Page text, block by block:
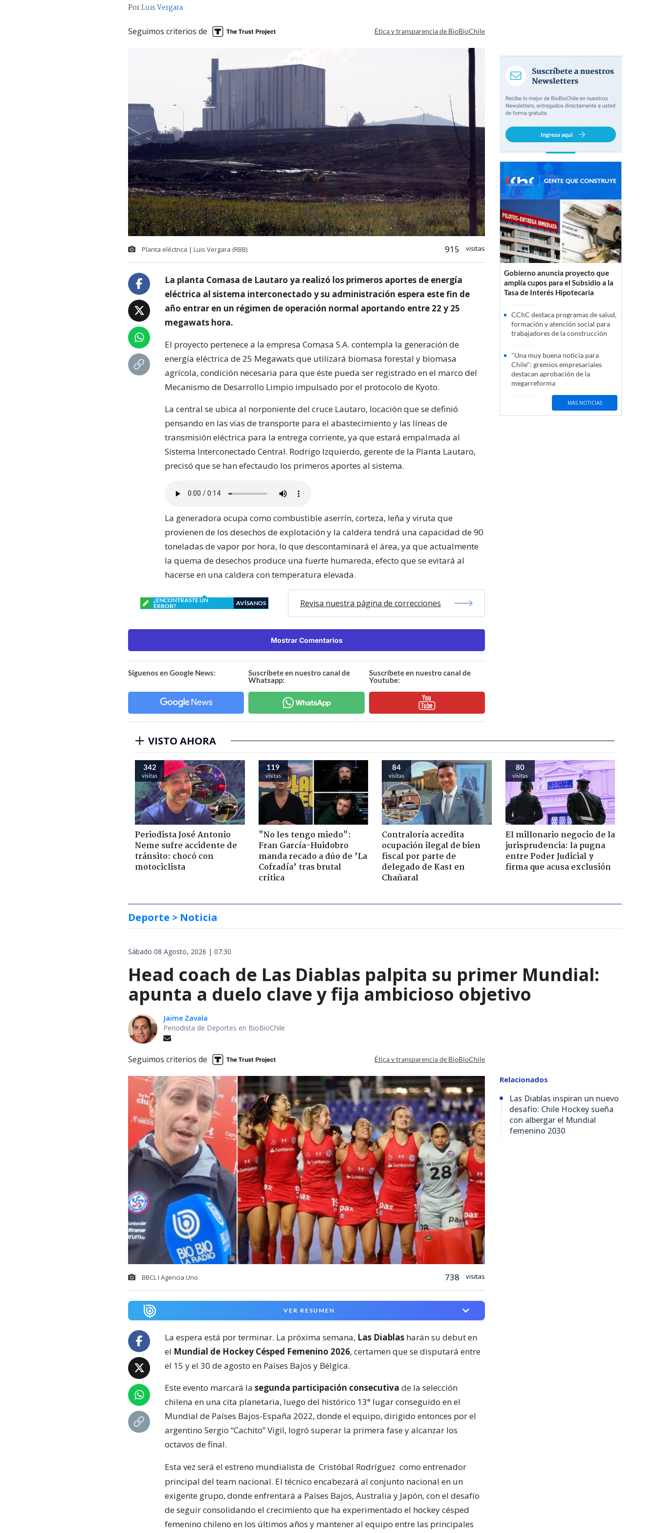
PorLuis Vergara
Seguimos criterios de Ética y transparencia de BioBioChile
Planta eléctrica | Luis Vergara (RBB) 915 visitas
La planta Comasa de Lautaro ya realizó los primeros aportes de energía
eléctrica al sistema interconectado y su administración espera este fin de
año entrar en un régimen de operación normal aportando entre 22 y 25
megawats hora.
El proyecto pertenece a la empresa Comasa S.A. contempla la generación de
energía eléctrica de 25 Megawats que utilizará biomasa forestal y biomasa
agrícola, condición necesaria para que éste pueda ser registrado en el marco del
Mecanismo de Desarrollo Limpio impulsado por el protocolo de Kyoto.
La central se ubica al norponiente del cruce Lautaro, locación que se definió
pensando en las vías de transporte para el abastecimiento y las líneas de
transmisión eléctrica para la entrega corriente, ya que estará empalmada al
Sistema Interconectado Central. Rodrigo Izquierdo, gerente de la Planta Lautaro,
precisó que se han efectaudo los primeros aportes al sistema.
La generadora ocupa como combustible aserrín, corteza, leña y viruta que
provienen de los desechos de explotación y la caldera tendrá una capacidad de 90
toneladas de vapor por hora, lo que descontaminará el área, ya que actualmente
la quema de desechos produce una fuerte humareda, efecto que se evitará al
hacerse en una caldera con temperatura elevada.
¿ENCONTRASTE UN
ERROR?
AVÍSANOS Revisa nuestra página de correcciones
Mostrar Comentarios
Síguenos en Google News:
Suscríbete en nuestro canal de
Whatsapp:
Suscríbete en nuestro canal de
Youtube:
Gobierno anuncia proyecto que
amplía cupos para el Subsidio a la
Tasa de Interés Hipotecaria
CChC destaca programas de salud,
formación y atención social para
trabajadores de la construcción
"Una muy buena noticia para
Chile": gremios empresariales
destacan aprobación de la
megarreforma
MÁS NOTICIAS
VISTO AHORA
342
visitas
Periodista José Antonio
Neme sufre accidente de
tránsito: chocó con
motociclista
119
visitas
"No les tengo miedo":
Fran García-Huidobro
manda recado a dúo de ’La
Cofradía’ tras brutal
crítica
84
visitas
Contraloría acredita
ocupación ilegal de bien
fiscal por parte de
delegado de Kast en
Chañaral
80
visitas
El millonario negocio de la
jurisprudencia: la pugna
entre Poder Judicial y
firma que acusa exclusión
Deporte > Noticia
Sábado 08 Agosto, 2026 | 07:30
Head coach de Las Diablas palpita su primer Mundial:
apunta a duelo clave y fija ambicioso objetivo
Jaime Zavala
Periodista de Deportes en BioBioChile
Seguimos criterios de Ética y transparencia de BioBioChile
BBCL I Agencia Uno 738 visitas
VER RESUMEN
La espera está por terminar. La próxima semana, Las Diablas harán su debut en
el Mundial de Hockey Césped Femenino 2026, certamen que se disputará entre
el 15 y el 30 de agosto en Países Bajos y Bélgica.
Este evento marcará la segunda participación consecutiva de la selección
chilena en una cita planetaria, luego del histórico 13° lugar conseguido en el
Mundial de Países Bajos-España 2022, donde el equipo, dirigido entonces por el
argentino Sergio “Cachito” Vigil, logró superar la primera fase y alcanzar los
octavos de final.
Esta vez será el estreno mundialista de Cristóbal Rodríguez como entrenador
principal del team nacional. El técnico encabezará al conjunto nacional en un
exigente grupo, donde enfrentará a Países Bajos, Australia y Japón, con el desafío
de seguir consolidando el crecimiento que ha experimentado el hockey césped
femenino chileno en los últimos años y mantener al equipo entre las principales
Relacionados
Las Diablas inspiran un nuevo
desafío: Chile Hockey sueña
con albergar el Mundial
femenino 2030